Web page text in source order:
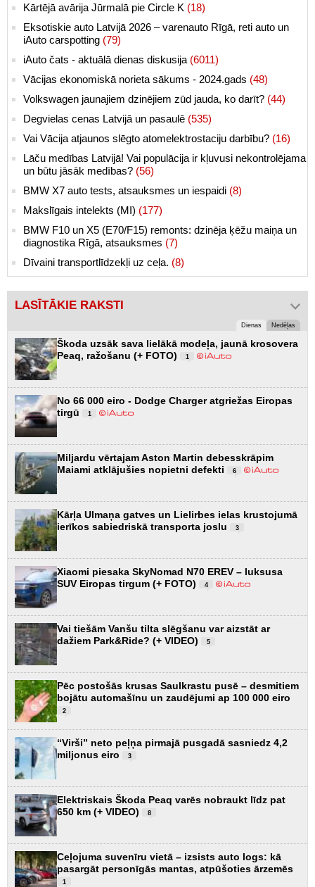
Kārtējā avārija Jūrmalā pie Circle K (18)
Eksotiskie auto Latvijā 2026 – varenauto Rīgā, reti auto un
iAuto carspotting (79)
iAuto čats - aktuālā dienas diskusija (6011)
Vācijas ekonomiskā norieta sākums - 2024.gads (48)
Volkswagen jaunajiem dzinējiem zūd jauda, ko darīt? (44)
Degvielas cenas Latvijā un pasaulē (535)
Vai Vācija atjaunos slēgto atomelektrostaciju darbību? (16)
Lāču medības Latvijā! Vai populācija ir kļuvusi nekontrolējama
un būtu jāsāk medības? (56)
BMW X7 auto tests, atsauksmes un iespaidi (8)
Makslīgais intelekts (MI) (177)
BMW F10 un X5 (E70/F15) remonts: dzinēja ķēžu maiņa un
diagnostika Rīgā, atsauksmes (7)
Dīvaini transportlīdzekļi uz ceļa. (8)
LASĪTĀKIE RAKSTI
Dienas Nedēļas
Škoda uzsāk sava lielākā modeļa, jaunā krosovera
Peaq, ražošanu (+ FOTO)
1
No 66 000 eiro - Dodge Charger atgriežas Eiropas
tirgū
1
Miljardu vērtajam Aston Martin debesskrāpim
Maiami atklājušies nopietni defekti
6
Kārļa Ulmaņa gatves un Lielirbes ielas krustojumā
ierīkos sabiedriskā transporta joslu
3
Xiaomi piesaka SkyNomad N70 EREV – luksusa
SUV Eiropas tirgum (+ FOTO)
4
Vai tiešām Vanšu tilta slēgšanu var aizstāt ar
dažiem Park&Ride? (+ VIDEO)
5
Pēc postošās krusas Saulkrastu pusē – desmitiem
bojātu automašīnu un zaudējumi ap 100 000 eiro
2
“Virši” neto peļņa pirmajā pusgadā sasniedz 4,2
miljonus eiro
3
Elektriskais Škoda Peaq varēs nobraukt līdz pat
650 km (+ VIDEO)
8
Ceļojuma suvenīru vietā – izsists auto logs: kā
pasargāt personīgās mantas, atpūšoties ārzemēs
1